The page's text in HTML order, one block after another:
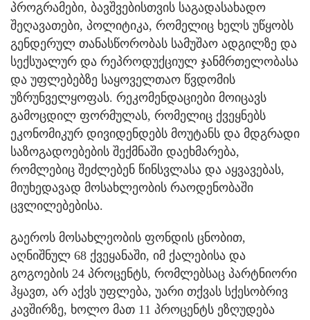
პროგრამები, ბავშვებისთვის საგადასახადო
შეღავათები, პოლიტიკა, რომელიც ხელს უწყობს
გენდერულ თანასწორობას სამუშაო ადგილზე და
სექსუალურ და რეპროდუქციულ ჯანმრთელობასა
და უფლებებზე საყოველთაო წვდომის
უზრუნველყოფას. რეკომენდაციები მოიცავს
გამოცდილ ფორმულას, რომელიც ქვეყნებს
ეკონომიკურ დივიდენდებს მოუტანს და მდგრადი
საზოგადოებების შექმნაში დაეხმარება,
რომლებიც შეძლებენ წინსვლასა და აყვავებას,
მიუხედავად მოსახლეობის რაოდენობაში
ცვლილებებისა.
გაეროს მოსახლეობის ფონდის ცნობით,
აღნიშნულ 68 ქვეყანაში, იმ ქალებისა და
გოგოების 24 პროცენტს, რომლებსაც პარტნიორი
ჰყავთ, არ აქვს უფლება, უარი თქვას სქესობრივ
კავშირზე, ხოლო მათ 11 პროცენტს ეზღუდება